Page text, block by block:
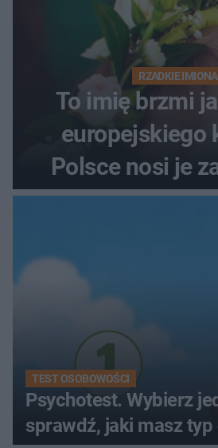
RZADKIE IMIONA
To imię brzmi
europejskiego
Polsce nosi je
kobiety
TEST OSOBOWOŚCI
Psychotest. Wybierz
sprawdź, jaki masz